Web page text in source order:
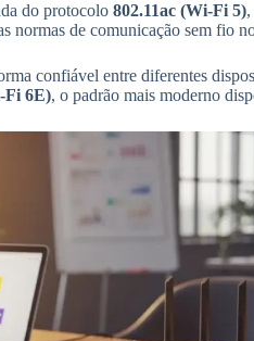
do protocolo 802.11ac (Wi-Fi 5)
de comunicação sem fio
confiável entre diferentes
Fi 6E), o padrão mais moderno